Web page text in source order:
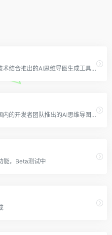
知犀AI是知犀思维导图和AI技术结合推出的AI思维导图生成工具，只需输入主题或关键词，即可自动创建结构清晰的脑图。用户可以利用知犀的AI思维导图功能更加高效地整理思路、管理内容、激发灵感，如生成读书笔记、计划方案、项目策划、旅游攻略、故事框架等。
Mapify（原ChatMind）是国内的开发者团队推出的AI思维导图工具，可以应用于笔记、日程安排、项目管理、头脑风暴、框架等多种场景。该工具不仅可以帮助用户快速总结和分析，还可以持续提供创意灵感。
能，Beta测试中